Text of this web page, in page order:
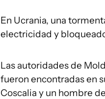
En Ucrania, una
electricidad y
Las autoridades de
fueron encontradas en
Coscalia y un hombre